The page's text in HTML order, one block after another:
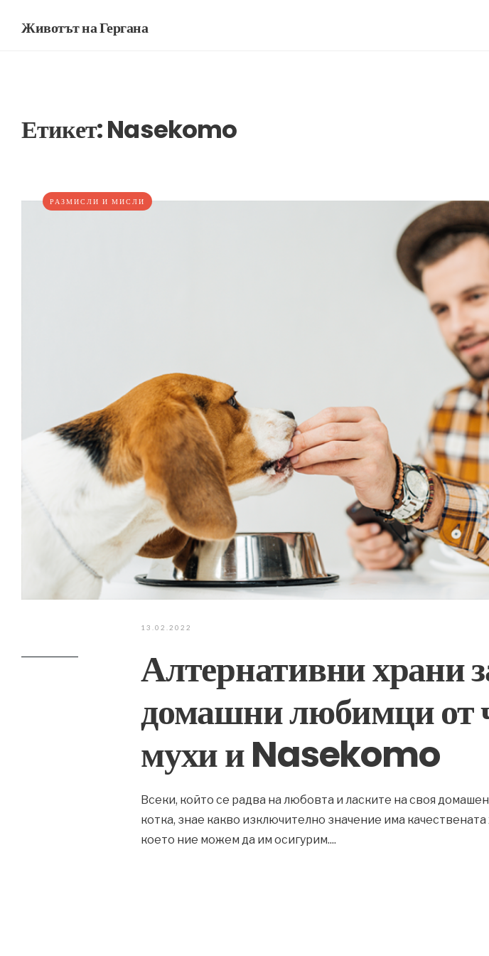
Животът на Гергана
Етикет:Nasekomo
РАЗМИСЛИ И МИСЛИ
13.02.2022
Алтернативни храни
домашни любимци от
мухи и Nasekomo
Всеки, който се радва на любовта и ласките на своя
котка, знае какво изключително значение има
което ние можем да им осигурим....